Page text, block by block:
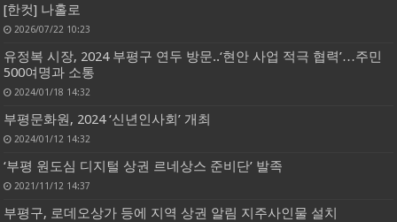
[한컷] 나홀로
2026/07/22 10:23
유정복 시장, 2024 부평구 연두 방문..‘현안 사업 적극 협력’…주민
500여명과 소통
2024/01/18 14:32
부평문화원, 2024 ‘신년인사회’ 개최
2024/01/12 14:32
‘부평 원도심 디지털 상권 르네상스 준비단’ 발족
2021/11/12 14:37
부평구, 로데오상가 등에 지역 상권 알림 지주사인물 설치